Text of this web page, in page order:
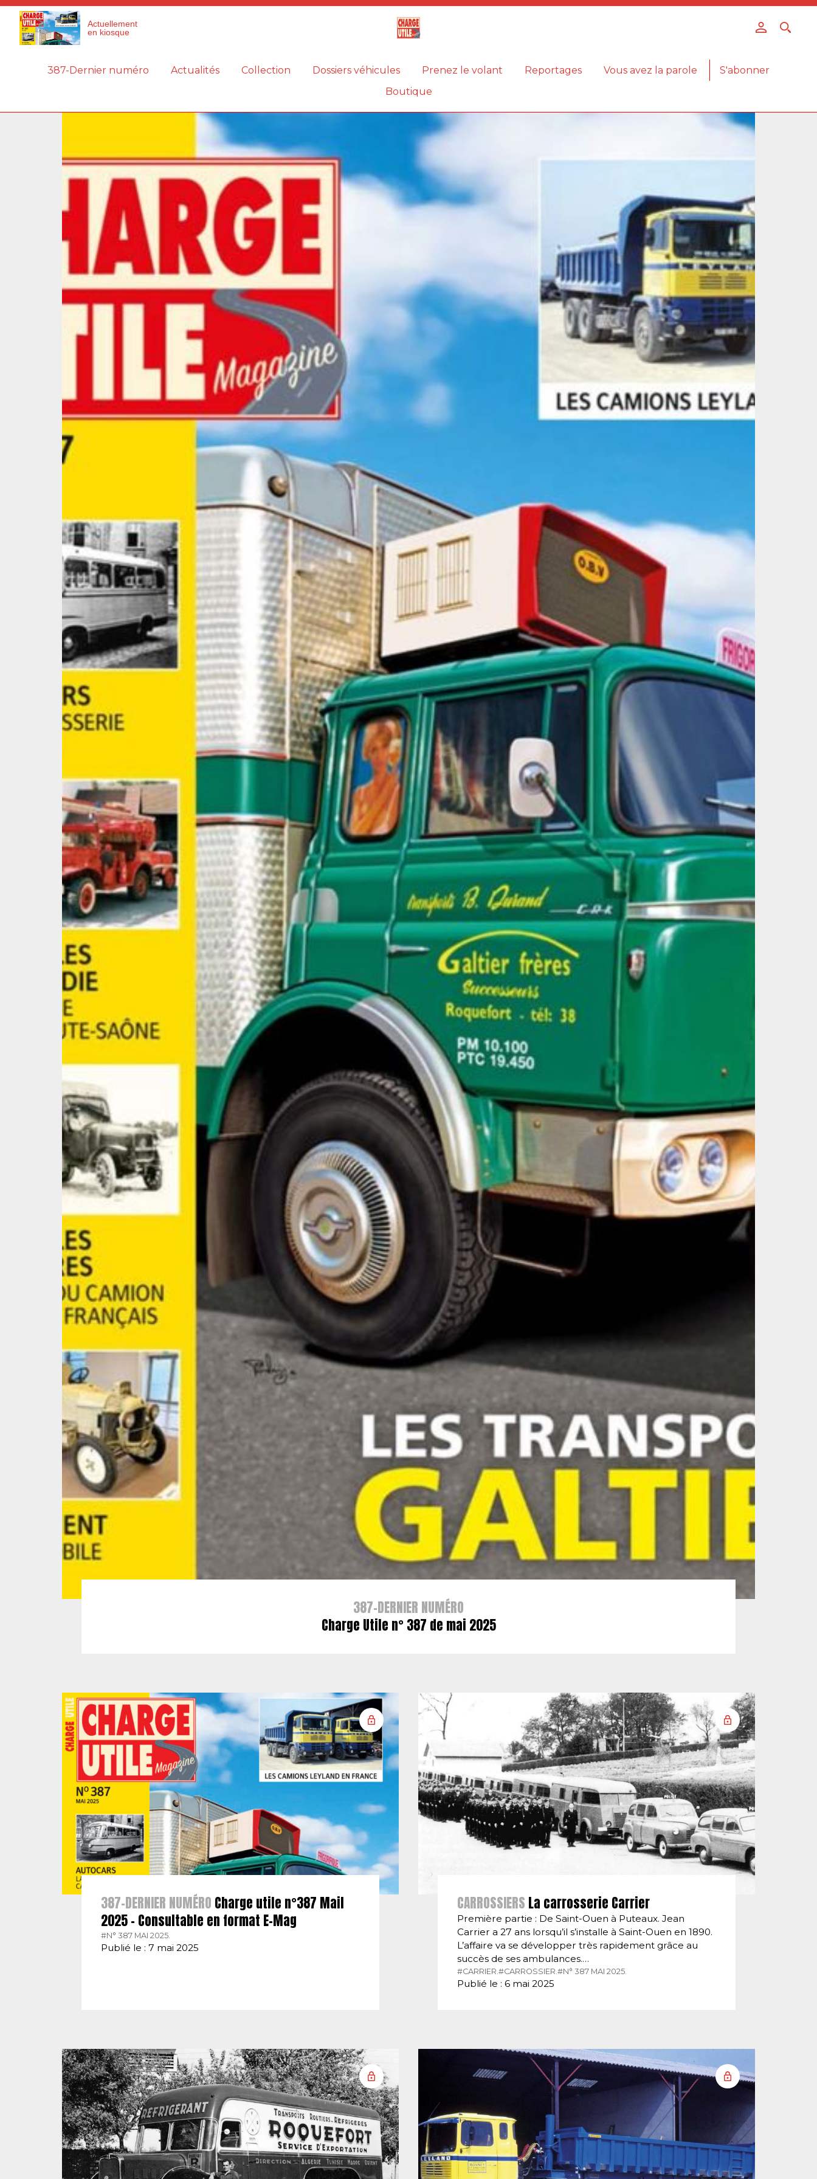
Actuellement
en kiosque
387-Dernier numéro Actualités Collection Dossiers véhicules Prenez le volant Reportages Vous avez la parole
S'abonner
Boutique
387-DERNIER NUMÉRO
Charge Utile n° 387 de mai 2025
387-DERNIER NUMÉRO Charge utile n°387 Mail
2025 – Consultable en format E-Mag
#N° 387 MAI 2025.
Publié le : 7 mai 2025
CARROSSIERS La carrosserie Carrier
Première partie : De Saint-Ouen à Puteaux. Jean
Carrier a 27 ans lorsqu’il s’installe à Saint-Ouen en 1890.
L’affaire va se développer très rapidement grâce au
succès de ses ambulances.…
#CARRIER.#CARROSSIER.#N° 387 MAI 2025.
Publié le : 6 mai 2025
Panneau de gestion des cookies